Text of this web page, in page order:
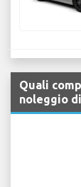
Quali
noleggio